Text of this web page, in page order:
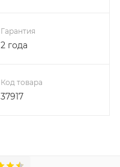
Гарантия
2 года
Код товара
37917